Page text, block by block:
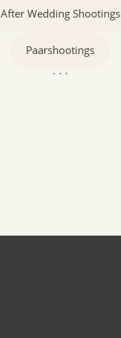
After Wedding Shootings
Paarshootings
```